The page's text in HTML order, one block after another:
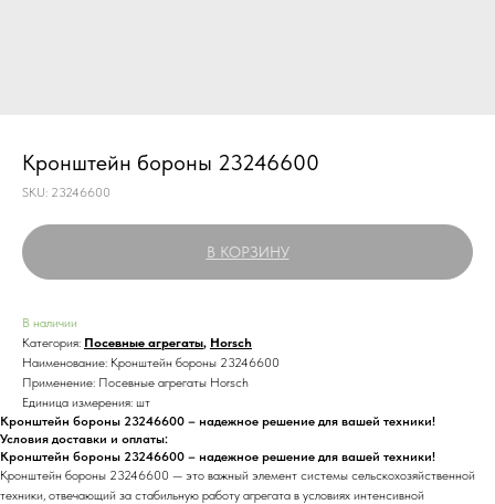
Кронштейн бороны 23246600
SKU: 23246600
В КОРЗИНУ
В наличии
Категория: Посевные агрегаты, Horsch
Наименование: Кронштейн бороны 23246600
Применение: Посевные агрегаты Horsch
Единица измерения: шт
Кронштейн бороны 23246600 – надежное решение для вашей техники!
Условия доставки и оплаты:
Кронштейн бороны 23246600 – надежное решение для вашей техники!
Кронштейн бороны 23246600 — это важный элемент системы сельскохозяйственной
техники, отвечающий за стабильную работу агрегата в условиях интенсивной